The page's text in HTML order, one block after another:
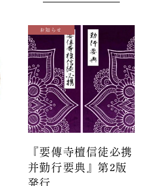
お知らせ
『要傳寺檀信徒必携
并勤行要典』第2版
発行